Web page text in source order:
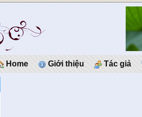
Home Giới thiệu Tác giả